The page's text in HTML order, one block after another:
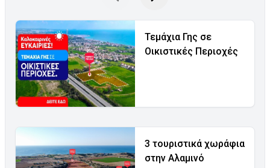
Τεμάχια Γης σε
Οικιστικές Περιοχές
3 τουριστικά χωράφια
στην Αλαμινό